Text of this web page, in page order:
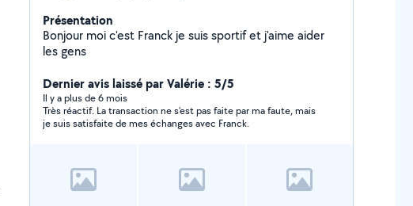
Présentation
Bonjour moi c'est Franck je suis sportif et j'aime aider
les gens
Dernier avis laissé par Valérie : 5/5
Il y a plus de 6 mois
Très réactif. La transaction ne s'est pas faite par ma faute, mais
je suis satisfaite de mes échanges avec Franck.